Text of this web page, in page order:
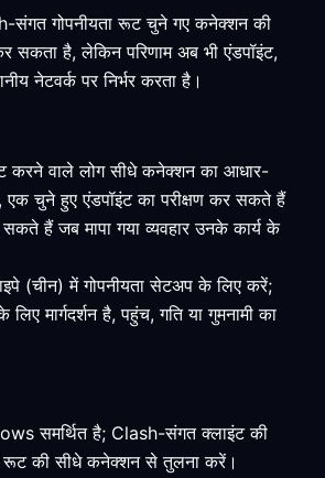
संगत गोपनीयता रूट चुने गए कनेक्शन की
सकता है, लेकिन परिणाम अब भी एंडपॉइंट,
नेटवर्क पर निर्भर करता है।
करने वाले लोग सीधे कनेक्शन का आधार-
चुने हुए एंडपॉइंट का परीक्षण कर सकते हैं
हैं जब मापा गया व्यवहार उनके कार्य के
(चीन) में गोपनीयता सेटअप के लिए करें;
मार्गदर्शन है, पहुंच, गति या गुमनामी का
समर्थित है; Clash-संगत क्लाइंट की
की सीधे कनेक्शन से तुलना करें।